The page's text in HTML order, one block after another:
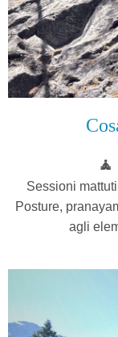
🧘
Sessioni
Posture,
agli